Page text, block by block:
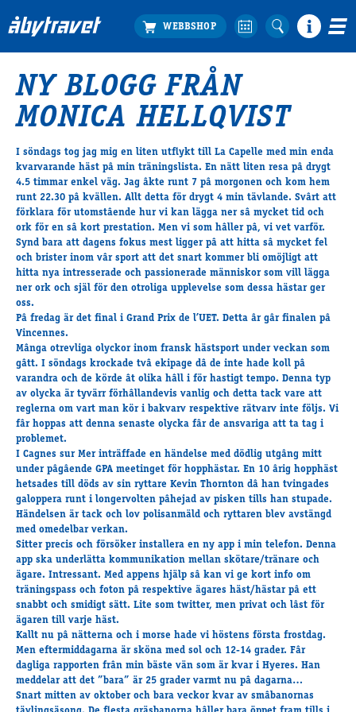
Köp biljett
Travprogrammet
Bra att veta
Restauranger
Catering by Lyon
Hotell nära oss
Nybörjar­guide
Presentkort
Tävlingsdagar
FAQ
Travkonferens
Exponering & värdskap
Aktiviteter
Hört och hänt
Tävling
Tävlingsserier
Träning och provlopp
Aktiva
Månadens hästägare 2026
Månadens B-tränare 2026
Euro Classic Trot
Andelshästar
Åby Stora Pris 2026
Supertorsdag för företag
NY BLOGG FRÅN
MONICA HELLQVIST
I söndags tog jag mig en liten utflykt till La Capelle med min enda
kvarvarande häst pâ min träningslista. En nätt liten resa pâ drygt
4.5 timmar enkel väg. Jag âkte runt 7 pâ morgonen och kom hem
runt 22.30 pâ kvällen. Allt detta för drygt 4 min tävlande. Svârt att
förklara för utomstâende hur vi kan lägga ner sâ mycket tid och
ork för en sâ kort prestation. Men vi som hâller pâ, vi vet varför.
Synd bara att dagens fokus mest ligger pâ att hitta sâ mycket fel
och brister inom vâr sport att det snart kommer bli omöjligt att
hitta nya intresserade och passionerade människor som vill lägga
ner ork och själ för den otroliga upplevelse som dessa hästar ger
oss.
Pâ fredag är det final i Grand Prix de l’UET. Detta âr gâr finalen pâ
Vincennes.
Mânga otrevliga olyckor inom fransk hästsport under veckan som
gâtt. I söndags krockade tvâ ekipage dâ de inte hade koll pâ
varandra och de körde ât olika hâll i för hastigt tempo. Denna typ
av olycka är tyvärr förhâllandevis vanlig och detta tack vare att
reglerna om vart man kör i bakvarv respektive rätvarv inte följs. Vi
fâr hoppas att denna senaste olycka fâr de ansvariga att ta tag i
problemet.
I Cagnes sur Mer inträffade en händelse med dödlig utgâng mitt
under pâgâende GPA meetinget för hopphästar. En 10 ârig hopphäst
hetsades till döds av sin ryttare Kevin Thornton dâ han tvingades
galoppera runt i longervolten pâhejad av pisken tills han stupade.
Händelsen är tack och lov polisanmäld och ryttaren blev avstängd
med omedelbar verkan.
Sitter precis och försöker installera en ny app i min telefon. Denna
app ska underlätta kommunikation mellan skötare/tränare och
ägare. Intressant. Med appens hjälp sâ kan vi ge kort info om
träningspass och foton pâ respektive ägares häst/hästar pâ ett
snabbt och smidigt sätt. Lite som twitter, men privat och lâst för
ägaren till varje häst.
Kallt nu pâ nätterna och i morse hade vi höstens första frostdag.
Men eftermiddagarna är sköna med sol och 12-14 grader. Fâr
dagliga rapporten frân min bäste vän som är kvar i Hyeres. Han
meddelar att det ”bara” är 25 grader varmt nu pâ dagarna…
Snart mitten av oktober och bara veckor kvar av smâbanornas